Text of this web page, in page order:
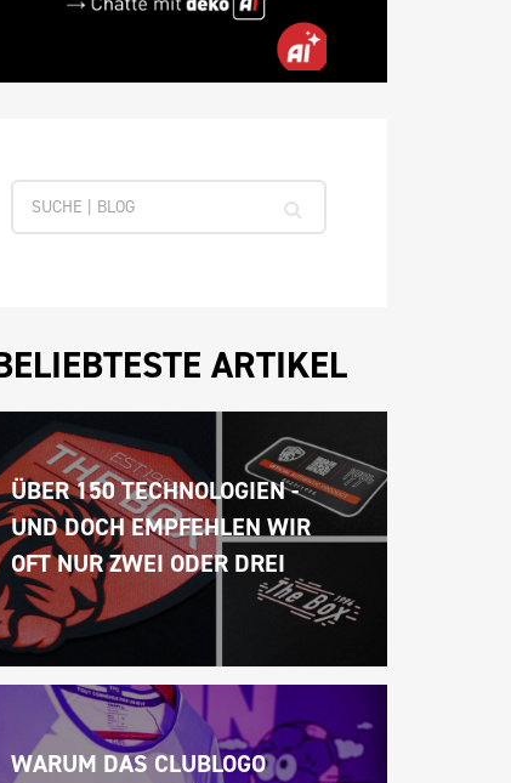
ARTIKEL
ÜBER 150 TECHNOLOGIEN -
UND DOCH EMPFEHLEN WIR
OFT NUR ZWEI ODER DREI
WARUM DAS CLUBLOGO